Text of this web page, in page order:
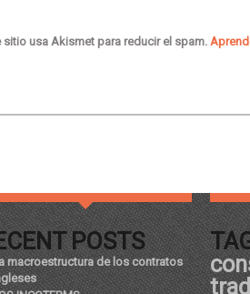
sitio usa Akismet para reducir el spam.
POSTS
macroestructura de los contratos